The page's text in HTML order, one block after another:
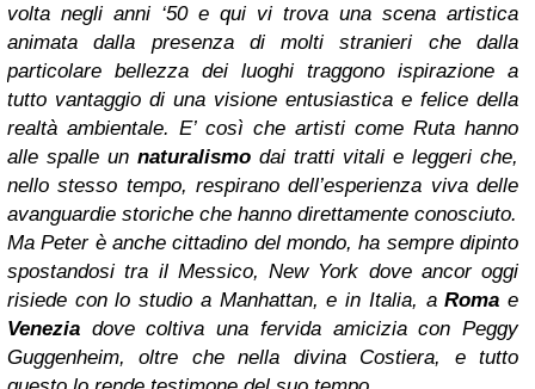
volta negli anni ‘50 e qui vi trova una scena artistica
animata dalla presenza di molti stranieri che dalla
particolare bellezza dei luoghi traggono ispirazione a
tutto vantaggio di una visione entusiastica e felice della
realtà ambientale. E’ così che artisti come Ruta hanno
alle spalle un naturalismo dai tratti vitali e leggeri che,
nello stesso tempo, respirano dell’esperienza viva delle
avanguardie storiche che hanno direttamente conosciuto.
Ma Peter è anche cittadino del mondo, ha sempre dipinto
spostandosi tra il Messico, New York dove ancor oggi
risiede con lo studio a Manhattan, e in Italia, aRoma e
Venezia dove coltiva una fervida amicizia con Peggy
Guggenheim, oltre che nella divina Costiera, e tutto